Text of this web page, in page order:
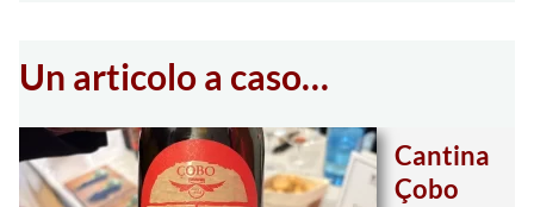
Un articolo a caso…
Cantina
Çobo